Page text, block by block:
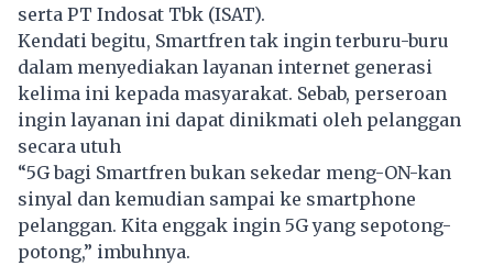
serta PT Indosat Tbk (ISAT).
Kendati begitu, Smartfren tak ingin terburu-buru
dalam menyediakan layanan internet generasi
kelima ini kepada masyarakat. Sebab, perseroan
ingin layanan ini dapat dinikmati oleh pelanggan
secara utuh
“5G bagi Smartfren bukan sekedar meng-ON-kan
sinyal dan kemudian sampai ke smartphone
pelanggan. Kita enggak ingin 5G yang sepotong-
potong,” imbuhnya.